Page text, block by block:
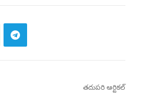
తదుపరి ఆర్టికల్